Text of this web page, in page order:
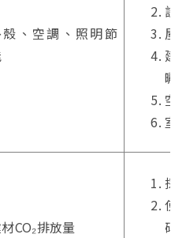
、空調、照明節
設
屋
建
曬
空
室
CO₂排放量
採
使
磚